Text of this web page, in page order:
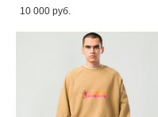
10 000 pуб.